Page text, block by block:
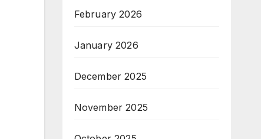
February 2026
January 2026
December 2025
November 2025